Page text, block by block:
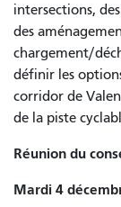
intersections,
des
chargement/
définir les
corridor de
de la piste
Réunion du
Mardi 4